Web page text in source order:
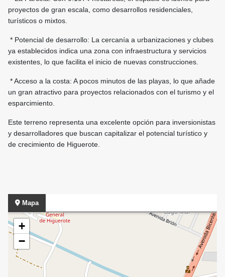
proyectos de gran escala, como desarrollos residenciales,
turísticos o mixtos.
* Potencial de desarrollo: La cercanía a urbanizaciones y clubes
ya establecidos indica una zona con infraestructura y servicios
existentes, lo que facilita el inicio de nuevas construcciones.
* Acceso a la costa: A pocos minutos de las playas, lo que añade
un gran atractivo para proyectos relacionados con el turismo y el
esparcimiento.
Este terreno representa una excelente opción para inversionistas
y desarrolladores que buscan capitalizar el potencial turístico y
de crecimiento de Higuerote.
Mapa
+
−